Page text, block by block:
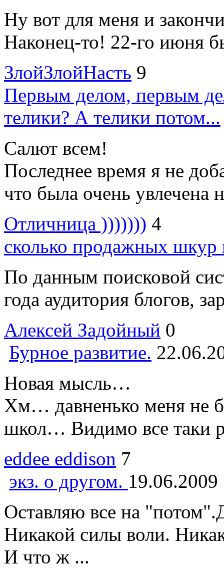
Ну вот для меня и
Наконец-то! 22-го июня
ЗлойЗлойНасть 9
Первым делом, первым
телики? А телики потом...
Салют всем!
Последнее время я не
что была очень увлечена
Отличница ))))))) 4
сколько продажных шкур
По данным поисковой
года аудитория блогов,
Алексей Задойный 0
Бурное развитие.
Новая мысль…
Хм… давненько меня не
школ… Видимо все таки
eddee eddison 7
экз. о другом.
Оставляю все на
Никакой силы воли.
И что ж ...